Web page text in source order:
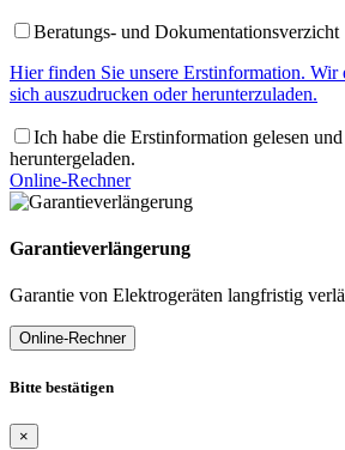
Beratungs- und Dokumentationsverzicht
Hier finden Sie unsere Erstinformation. Wir
sich auszudrucken oder herunterzuladen.
Ich habe die Erstinformation gelesen
heruntergeladen.
Online-Rechner
Garantieverlängerung
Garantie von Elektrogeräten langfristig
Online-Rechner
Bitte bestätigen
×